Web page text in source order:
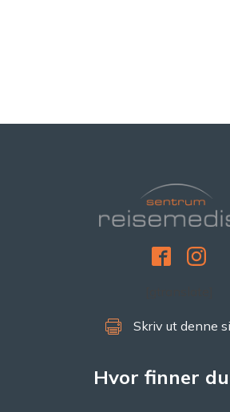
Skriv ut denne
Hvor finner